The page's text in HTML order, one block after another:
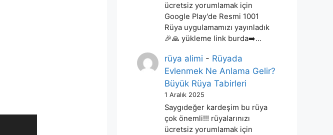
ücretsiz yorumlamak için
Google Play'de Resmi 1001
Rüya uygulamamızı yayınladık
🎉🙏 yükleme link burda➡️…
rüya alimi - Rüyada
Evlenmek Ne Anlama Gelir?
Büyük Rüya Tabirleri
1 Aralık 2025
Saygıdeğer kardeşim bu rüya
çok önemli!!! rüyalarınızı
ücretsiz yorumlamak için